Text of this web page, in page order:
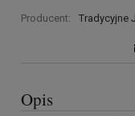
Producent: Tradycyjne
Opis